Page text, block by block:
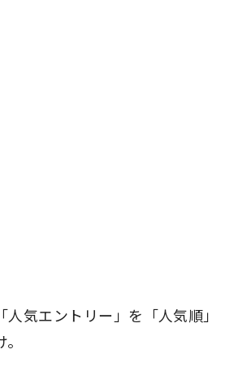
気エントリー」を「人気順」